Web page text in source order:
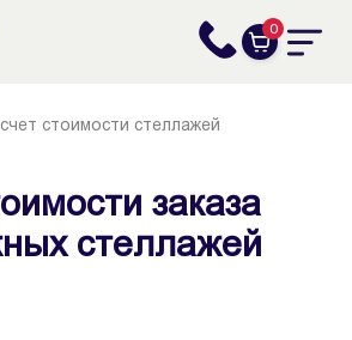
0
стоимости стеллажей
заказа
стеллажей